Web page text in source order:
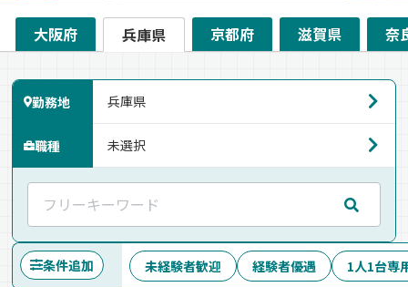
大阪府 兵庫県 京都府 滋賀県 奈
勤務地
職種
条件追加 未経験者歓迎 経験者優遇 1人1台専